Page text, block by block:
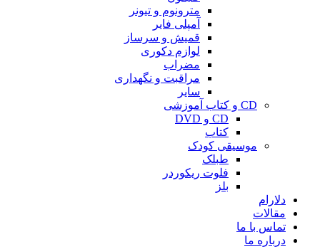
مترونوم و تیونر
آمپلی فایر
قمیش و سرساز
لوازم دکوری
مضراب
مراقبت و نگهداری
سایر
CD و کتاب آموزشی
CD و DVD
کتاب
موسیقی کودک
طبلک
فلوت ریکوردر
بلز
دلارام
مقالات
تماس با ما
درباره ما